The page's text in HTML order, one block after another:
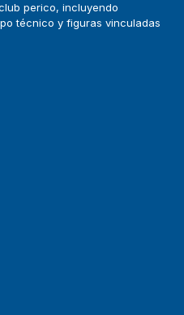
perico, incluyendo
técnico y figuras vinculadas